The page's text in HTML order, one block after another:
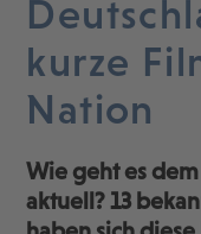
kurze
Nation
Wie geht es
aktuell? 13